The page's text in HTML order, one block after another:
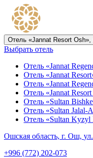
Отель «Jannat Resort Osh»,
Выбрать отель
Отель «Jannat
Отель «Jannat
Отель «Jannat
Отель «Jannat
Отель «Sultan
Отель «Sultan Jalal-
Отель «Sultan Kyzyl
Ошская область, г. Ош,
+996 (772) 202-073